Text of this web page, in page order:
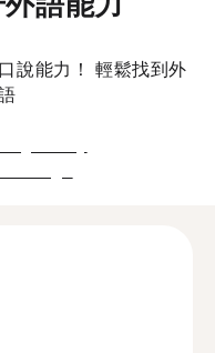
說能力！ 輕鬆找到外